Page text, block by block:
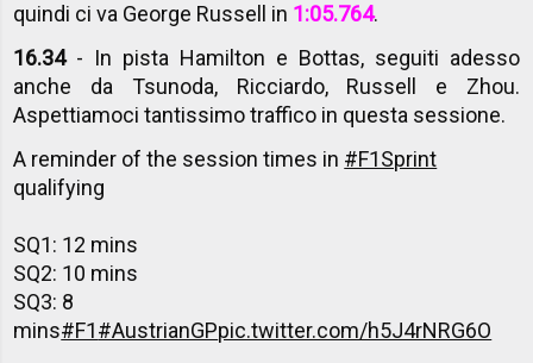
quindi ci va George Russell in 1:05.764.
16.34- In pista Hamilton e Bottas, seguiti adesso
anche da Tsunoda, Ricciardo, Russell e Zhou.
Aspettiamoci tantissimo traffico in questa sessione.
A reminder of the session times in #F1Sprint
qualifying
SQ1: 12 mins
SQ2: 10 mins
SQ3: 8
mins#F1#AustrianGPpic.twitter.com/h5J4rNRG6O